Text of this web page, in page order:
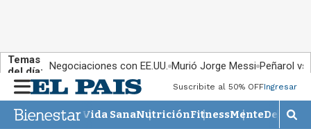
Temas
del día: Negociaciones con EE.UU. Murió Jorge Messi Peñarol
n
u
Suscribite al 50% OFFIngresar
Vida SanaNutriciónFitnessMente
M